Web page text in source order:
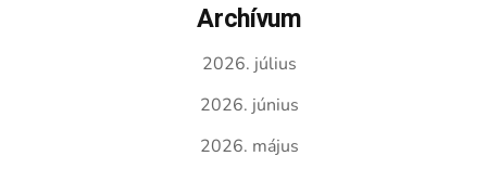
Archívum
2026. július
2026. június
2026. május